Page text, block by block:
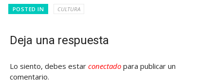
POSTED IN CULTURA
Deja una respuesta
Lo siento, debes estar conectado para publicar un
comentario.